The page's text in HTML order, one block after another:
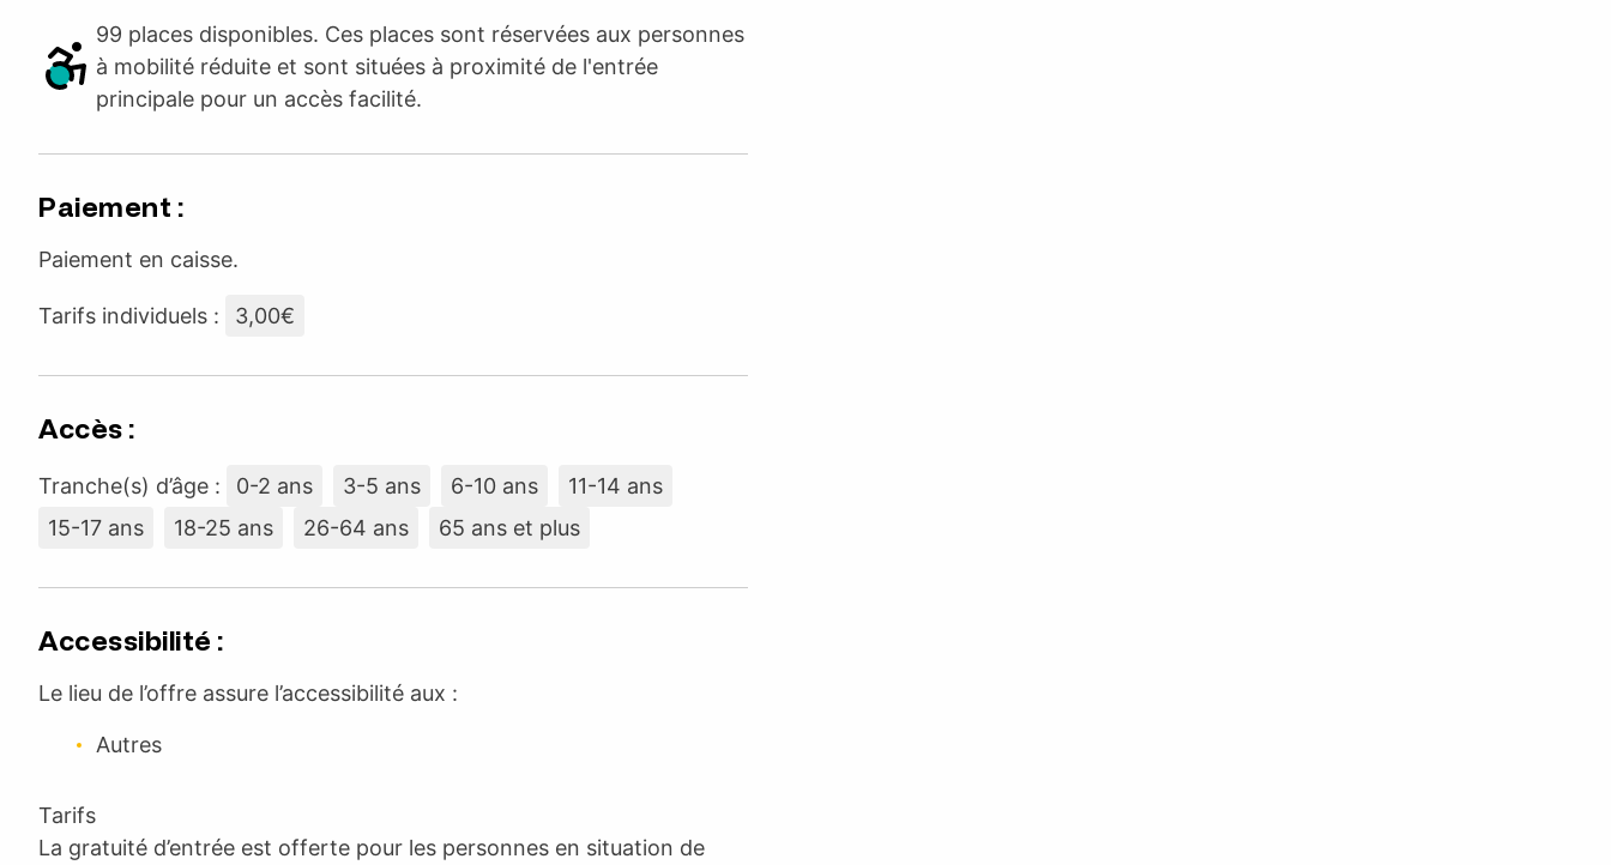
99 places disponibles. Ces places sont réservées aux personnes
à mobilité réduite et sont situées à proximité de l'entrée
principale pour un accès facilité.
Paiement :
Paiement en caisse.
Tarifs individuels : 3,00€
Accès :
Tranche(s) d’âge : 0-2 ans 3-5 ans 6-10 ans
11-14 ans
15-17 ans
18-25 ans 26-64 ans 65 ans et plus
Accessibilité :
Le lieu de l’offre assure l’accessibilité aux :
Autres
Tarifs
La gratuité d’entrée est offerte pour les personnes en situation de